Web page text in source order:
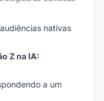
nativas
Z na IA:
a um